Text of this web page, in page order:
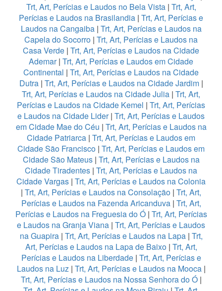
Trt, Art, Perícias e Laudos no Bela Vista| Trt, Art,
Perícias e Laudos na Brasilandia | Trt, Art, Perícias e
Laudos na Cangaiba| Trt, Art, Perícias e Laudos na
Capela do Socorro | Trt, Art, Perícias e Laudos na
Casa Verde | Trt, Art, Perícias e Laudos na Cidade
Ademar| Trt, Art, Perícias e Laudos em Cidade
Continental | Trt, Art, Perícias e Laudos na Cidade
Dutra | Trt, Art, Perícias e Laudos na Cidade Jardim|
Trt, Art, Perícias e Laudos na Cidade Julia | Trt, Art,
Perícias e Laudos na Cidade Kemel | Trt, Art, Perícias
e Laudos na Cidade Lider| Trt, Art, Perícias e Laudos
em Cidade Mae do Céu | Trt, Art, Perícias e Laudos na
Cidade Patriarca | Trt, Art, Perícias e Laudos em
Cidade São Francisco | Trt, Art, Perícias e Laudos em
Cidade São Mateus| Trt, Art, Perícias e Laudos na
Cidade Tiradentes | Trt, Art, Perícias e Laudos na
Cidade Vargas | Trt, Art, Perícias e Laudos na Colonia
| Trt, Art, Perícias e Laudos na Consolação | Trt, Art,
Perícias e Laudos na Fazenda Aricanduva| Trt, Art,
Perícias e Laudos na Freguesia do Ó| Trt, Art, Perícias
e Laudos na Granja Viana | Trt, Art, Perícias e Laudos
na Guapira| Trt, Art, Perícias e Laudos na Lapa| Trt,
Art, Perícias e Laudos na Lapa de Baixo | Trt, Art,
Perícias e Laudos na Liberdade | Trt, Art, Perícias e
Laudos na Luz| Trt, Art, Perícias e Laudos na Mooca|
Trt, Art, Perícias e Laudos na Nossa Senhora do Ó|